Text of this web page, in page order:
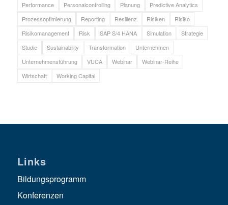
Performance
Personalcontrolling Planung
Predictive Analytics
Prozessoptimierung
Reporting Resilienz Risiken
Risiko
Risikomanagement
Risk SAP S/4 HANA Simulation
Strategie
Studie
Sustainability Transformation
Unternehmen
Unternehmensführung
VUCA Webinar
Webinar-Reihe
Wirtschaft
Working Capital
Links
Bildungsprogramm
Konferenzen